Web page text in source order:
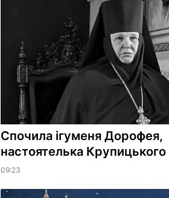
Спочила ігуменя Дорофея,
настоятелька
09:23